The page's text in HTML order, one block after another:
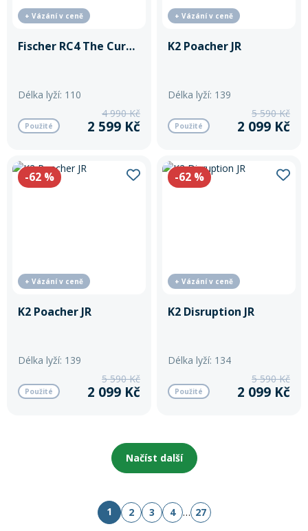
+ Vázání v ceně
Fischer RC4 The Curv JR
Délka lyží: 110
Použité
4 990 Kč
2 599 Kč
+ Vázání v ceně
K2 Poacher JR
Délka lyží: 139
Použité
5 590 Kč
2 099 Kč
-62 %
+ Vázání v ceně
K2 Poacher JR
Délka lyží: 139
Použité
5 590 Kč
2 099 Kč
-62 %
+ Vázání v ceně
K2 Disruption JR
Délka lyží: 134
Použité
5 590 Kč
2 099 Kč
Načíst další
1 2 3 4 … 27